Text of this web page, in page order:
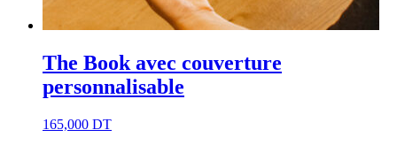
The Book avec couverture
personnalisable
165,000 DT